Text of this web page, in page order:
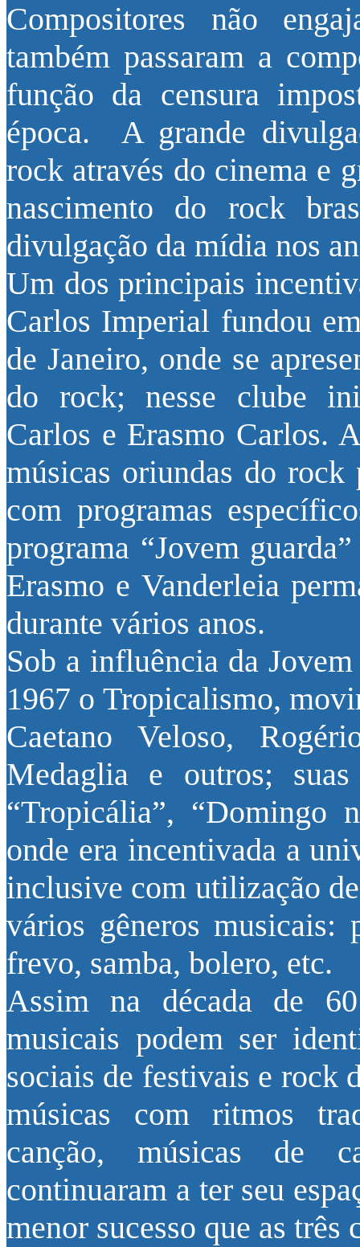
Compositores não
também passaram a
função da censura
época. A grande
rock através do cinema e
nascimento do rock
divulgação da mídia nos
Um dos principais
Carlos Imperial fundou
de Janeiro, onde se
do rock; nesse clube
Carlos e Erasmo Carlos.
músicas oriundas do rock
com programas
programa “Jovem
Erasmo e Vanderleia
durante vários anos.
Sob a influência da
1967 o Tropicalismo,
Caetano Veloso,
Medaglia e outros;
“Tropicália”, “Domingo
onde era incentivada a
inclusive com utilização
vários gêneros musicais:
frevo, samba, bolero, etc.
Assim na década de
musicais podem ser
sociais de festivais e rock
músicas com ritmos
canção, músicas de
continuaram a ter seu
menor sucesso que as três